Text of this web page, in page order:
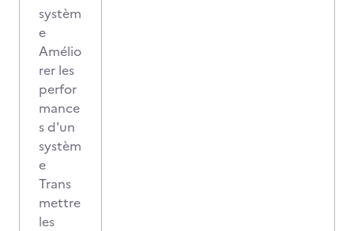
systèm
e
Amélio
rer les
perfor
mance
s d'un
systèm
e
Trans
mettre
les